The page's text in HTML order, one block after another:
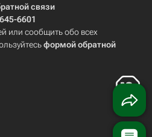
связи
6601
или сообщить обо всех
формой обратной